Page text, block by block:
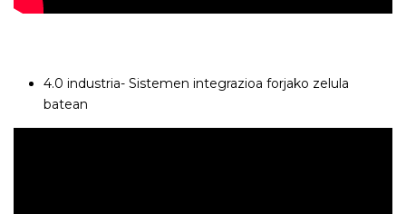
4.0 industria- Sistemen integrazioa forjako zelula
batean